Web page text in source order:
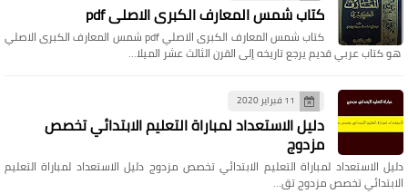
كتاب شمس المعارف الكبرى الاصلي pdf
كتاب شمس المعارف الكبرى الاصلي pdf شمس المعارف الكبرى الاصلي
هو كتاب عربي قديم يرجع تاريخه إلى القرن الثالث عشر الميلا…
11 فبراير 2020
دليل الاستعداد لمباراة التعليم الابتدائي تخصص
مزدوج
دليل الاستعداد لمباراة التعليم الابتدائي تخصص مزدوج دليل الاستعداد لمباراة التعليم
الابتدائي تخصص مزدوج تق…